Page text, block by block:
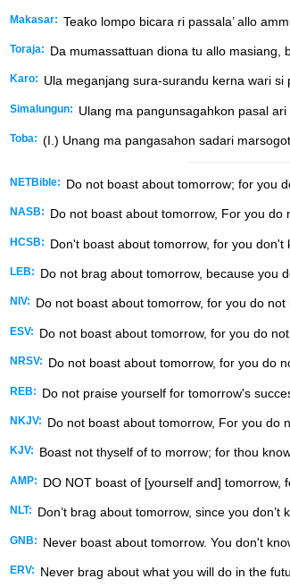
Makasar: Teako lompo bicara ri passala’ allo
Toraja: Da mumassattuan diona tu allo masiang,
Karo: Ula meganjang sura-surandu kerna wari
Simalungun: Ulang ma pangunsagahkon pasal
Toba: (I.) Unang ma pangasahon sadari
NETBible: Do not boast about tomorrow; for you
NASB: Do not boast about tomorrow, For you
HCSB: Don't boast about tomorrow, for you don't
LEB: Do not brag about tomorrow, because you
NIV: Do not boast about tomorrow, for you do
ESV: Do not boast about tomorrow, for you do
NRSV: Do not boast about tomorrow, for you do
REB: Do not praise yourself for tomorrow's
NKJV: Do not boast about tomorrow, For you do
KJV: Boast not thyself of to morrow; for thou
AMP: DO NOT boast of [yourself and] tomorrow,
NLT: Don’t brag about tomorrow, since you don’t
GNB: Never boast about tomorrow. You don't
ERV: Never brag about what you will do in the